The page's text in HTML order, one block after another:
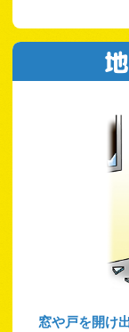
窓や戸を開け